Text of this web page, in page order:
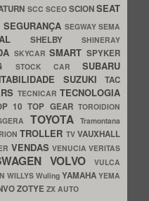
SCC SCEO SCIONSEAT
SEGURANÇA SEGWAYSEMA
SHELBY SHINERAY
SKYCARSMART SPYKER
STOCK CAR SUBARU
SUZUKITAC
TECNICAR TECNOLOGIA
10TOP GEARTOROIDION
TOYOTATramontana
TROLLER TVVAUXHALL
VENDAS VENUCIAVERITAS
VOLVO
VULCA
WILLYS Wuling YAMAHA YEMA
ZOTYE ZX AUTO